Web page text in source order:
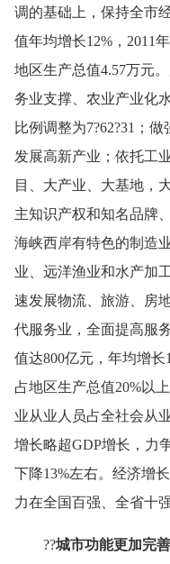
调的基础上，保持全市
值年均增长12% ， 2011
地区生产总值4.57万元
务业支撑、农业产业化
比例调整为7?62?31 ； 做
发展高新产业；依托工
目、大产业、大基地，
主知识产权和知名品牌
海峡西岸有特色的制造
业、远洋渔业和水产加
速发展物流、旅游、房
代服务业，全面提高服
值达800亿元，年均增长
占地区生产总值20%以
业从业人员占全社会从
增长略超GDP增长，力
下降13%左右。经济增
力在全国百强、全省十
??城市功能更加完善